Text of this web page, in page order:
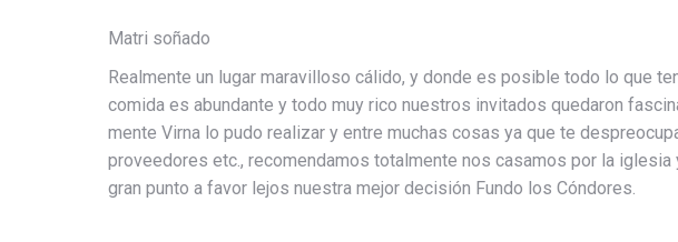
Matri soñado
Realmente un lugar maravilloso cálido, y donde es posible todo lo que
comida es abundante y todo muy rico nuestros invitados quedaron
mente Virna lo pudo realizar y entre muchas cosas ya que te
proveedores etc., recomendamos totalmente nos casamos por la iglesia
gran punto a favor lejos nuestra mejor decisión Fundo los Cóndores.